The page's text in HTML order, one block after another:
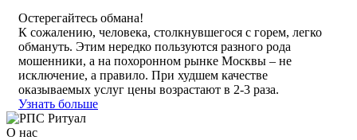
Остерегайтесь обмана!
К сожалению, человека, столкнувшегося с горем, легко
обмануть. Этим нередко пользуются разного рода
мошенники, а на похоронном рынке Москвы – не
исключение, а правило. При худшем качестве
оказываемых услуг цены возрастают в 2-3 раза.
Узнать больше
О нас